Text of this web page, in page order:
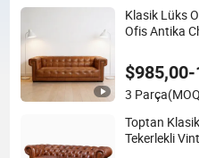
Klasik Lüks
Ofis Antika
3 Parça
Toptan
Tekerlekli